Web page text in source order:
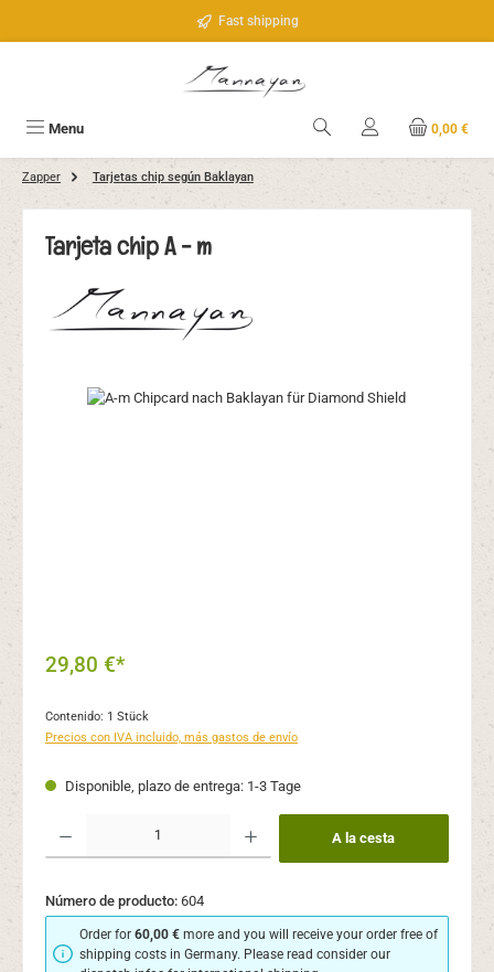
Fast shipping
Menu 0,00 €
Zapper Tarjetas chip según Baklayan
Tarjeta chip A - m
Omitir galería de imágenes
29,80 €*
Contenido: 1 Stück
Precios con IVA incluido, más gastos de envío
Disponible, plazo de entrega: 1-3 Tage
Cantidad del producto: introduce la cantidad deseada o usa los botones para
A la cesta
Número de producto: 604
Order for60,00 € more and you will receive your order free of
shipping costs in Germany. Please read consider our